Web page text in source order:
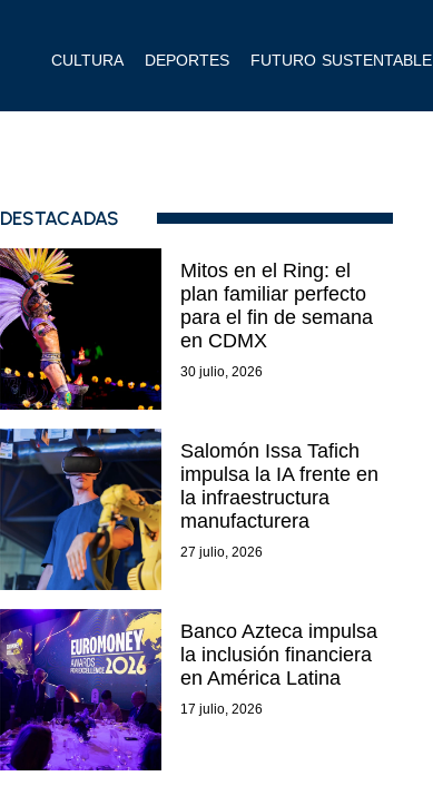
CULTURA DEPORTES FUTURO SUSTENTABLE
DESTACADAS
Mitos en el Ring: el
plan familiar perfecto
para el fin de semana
en CDMX
30 julio, 2026
Salomón Issa Tafich
impulsa la IA frente en
la infraestructura
manufacturera
27 julio, 2026
Banco Azteca impulsa
la inclusión financiera
en América Latina
17 julio, 2026